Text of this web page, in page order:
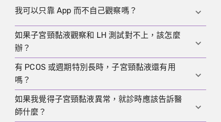
更滑膩。
在日常觀察裡，濕潤感通常非常有用。單純分泌物很
受到性生活、藥物與出血影響時。
我可以只靠 App 而不自己觀察嗎？
App 很適合記錄，但它的預測通常是根據過去週期資
料。如果你真的想知道自己目前處在哪個階段，直接
觀察仍然比預測更重要。
如果子宮頸黏液觀察和 LH 測試對不上，該怎麼
辦？
這並不表示其中一個一定錯了。更重要的是看多個週
期，並檢查測試是不是太早、太晚或不夠規律。如果
這種情況反覆出現，諮詢醫師是合理的。
有 PCOS 或週期特別長時，子宮頸黏液還有用
嗎？
仍然可能有幫助，因為在長週期或波動明顯的情況
下，直接身體訊號往往比僵硬的日曆推算更有價值。
如果我覺得子宮頸黏液異常，就診時應該告訴醫
師什麼？